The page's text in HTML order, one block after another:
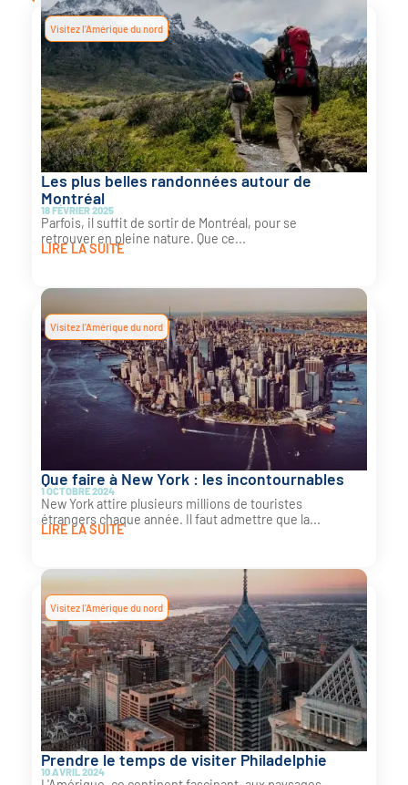
Visitez l'Amérique du nord
Les plus belles randonnées autour de
Montréal
18 FÉVRIER 2025
Parfois, il suffit de sortir de Montréal, pour se
retrouver en pleine nature. Que ce...
LIRE LA SUITE
Visitez l'Amérique du nord
Que faire à New York : les incontournables
1 OCTOBRE 2024
New York attire plusieurs millions de touristes
étrangers chaque année. Il faut admettre que la...
LIRE LA SUITE
Visitez l'Amérique du nord
Prendre le temps de visiter Philadelphie
10 AVRIL 2024